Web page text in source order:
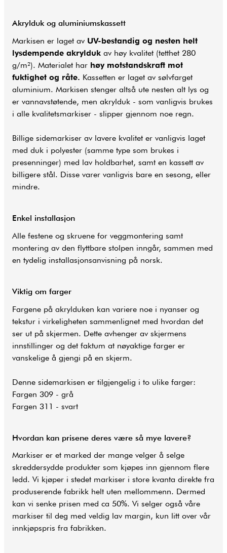
Akrylduk og aluminiumskassett
Markisen er laget av UV-bestandig og nesten helt
lysdempende akrylduk av høy kvalitet (tetthet 280
g/m²). Materialet har høy motstandskraft mot
fuktighet og råte. Kassetten er laget av sølvfarget
aluminium. Markisen stenger altså ute nesten alt lys og
er vannavstøtende, men akrylduk - som vanligvis brukes
i alle kvalitetsmarkiser - slipper gjennom noe regn.
Billige sidemarkiser av lavere kvalitet er vanligvis laget
med duk i polyester (samme type som brukes i
presenninger) med lav holdbarhet, samt en kassett av
billigere stål. Disse varer vanligvis bare en sesong, eller
mindre.
Enkel installasjon
Alle festene og skruene for veggmontering samt
montering av den flyttbare stolpen inngår, sammen med
en tydelig installasjonsanvisning på norsk.
Viktig om farger
Fargene på akrylduken kan variere noe i nyanser og
tekstur i virkeligheten sammenlignet med hvordan det
ser ut på skjermen. Dette avhenger av skjermens
innstillinger og det faktum at nøyaktige farger er
vanskelige å gjengi på en skjerm.
Denne sidemarkisen er tilgjengelig i to ulike farger:
Fargen 309 - grå
Fargen 311 - svart
Hvordan kan prisene deres være så mye lavere?
Markiser er et marked der mange velger å selge
skreddersydde produkter som kjøpes inn gjennom flere
ledd. Vi kjøper i stedet markiser i store kvanta direkte fra
produserende fabrikk helt uten mellommenn. Dermed
kan vi senke prisen med ca 50%. Vi selger også våre
markiser til deg med veldig lav margin, kun litt over vår
innkjøpspris fra fabrikken.